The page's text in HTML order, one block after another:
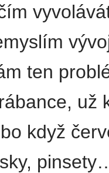
ten
už
když